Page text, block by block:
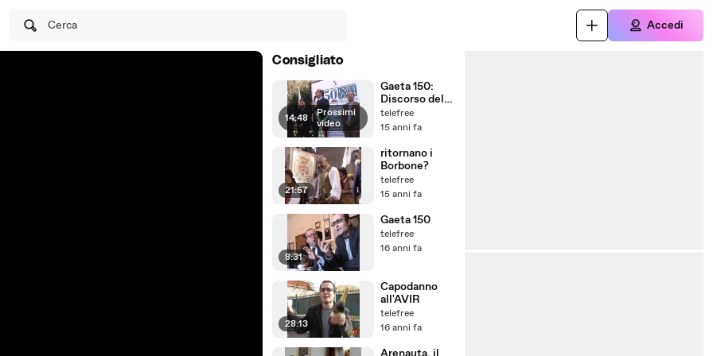
Cerca Accedi
Consigliato
14:48 | Prossimi
video
Gaeta 150:
Discorso del
sindaco
telefree
15 anni fa
21:57
ritornano i
Borbone?
telefree
15 anni fa
8:31
Gaeta 150
telefree
16 anni fa
28:13
Capodanno
all'AVIR
telefree
16 anni fa